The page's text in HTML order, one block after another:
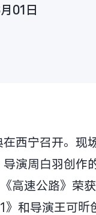
01日
西宁召开。现
演周白羽创作
高速公路》荣
和导演王可